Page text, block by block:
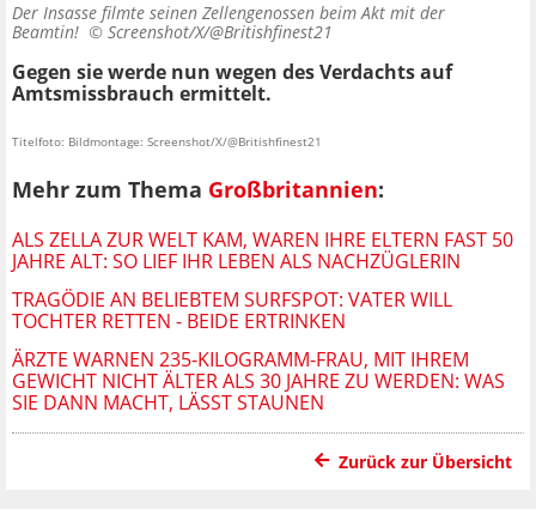
Der Insasse filmte seinen Zellengenossen beim Akt mit der
Beamtin! © Screenshot/X/@Britishfinest21
Gegen sie werde nun wegen des Verdachts auf
Amtsmissbrauch ermittelt.
Titelfoto: Bildmontage: Screenshot/X/@Britishfinest21
Mehr zum Thema Großbritannien:
ALS ZELLA ZUR WELT KAM, WAREN IHRE ELTERN FAST 50
JAHRE ALT: SO LIEF IHR LEBEN ALS NACHZÜGLERIN
TRAGÖDIE AN BELIEBTEM SURFSPOT: VATER WILL
TOCHTER RETTEN - BEIDE ERTRINKEN
ÄRZTE WARNEN 235-KILOGRAMM-FRAU, MIT IHREM
GEWICHT NICHT ÄLTER ALS 30 JAHRE ZU WERDEN: WAS
SIE DANN MACHT, LÄSST STAUNEN
Zurück zur Übersicht